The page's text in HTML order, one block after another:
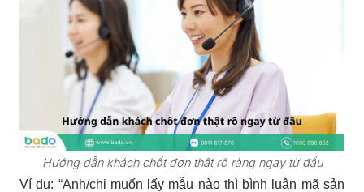
Hướng dẫn khách chốt đơn thật rõ ràng ngay từ đầu
Ví dụ: “Anh/chị muốn lấy mẫu nào thì bình luận mã sản